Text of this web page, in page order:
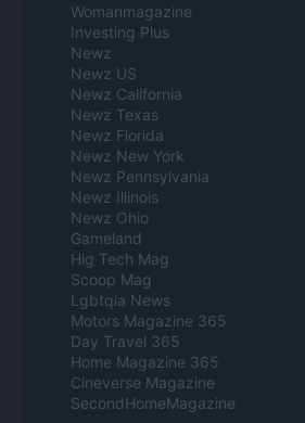
Womanmagazine
Investing Plus
Newz
Newz US
Newz California
Newz Texas
Newz Florida
Newz New York
Newz Pennsylvania
Newz Illinois
Newz Ohio
Gameland
Hig Tech Mag
Scoop Mag
Lgbtqia News
Motors Magazine 365
Day Travel 365
Home Magazine 365
Cineverse Magazine
SecondHomeMagazine